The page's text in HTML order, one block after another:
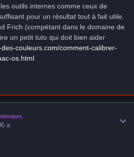
outils internes comme ceux de
pour un résultat tout à fait utile.
Frich (compétant dans le domaine de
un petit tuto qui doit bien aider
couleurs.com/comment-calibrer-
os.html
6 a